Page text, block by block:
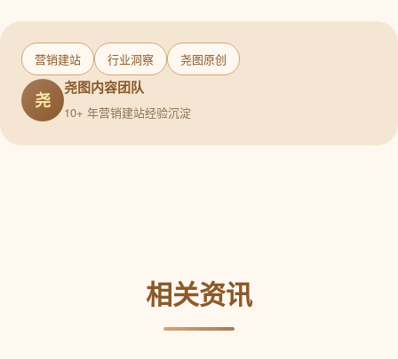
营销建站 行业洞察 尧图原创
尧
尧图内容团队
10+ 年营销建站经验沉淀
相关资讯